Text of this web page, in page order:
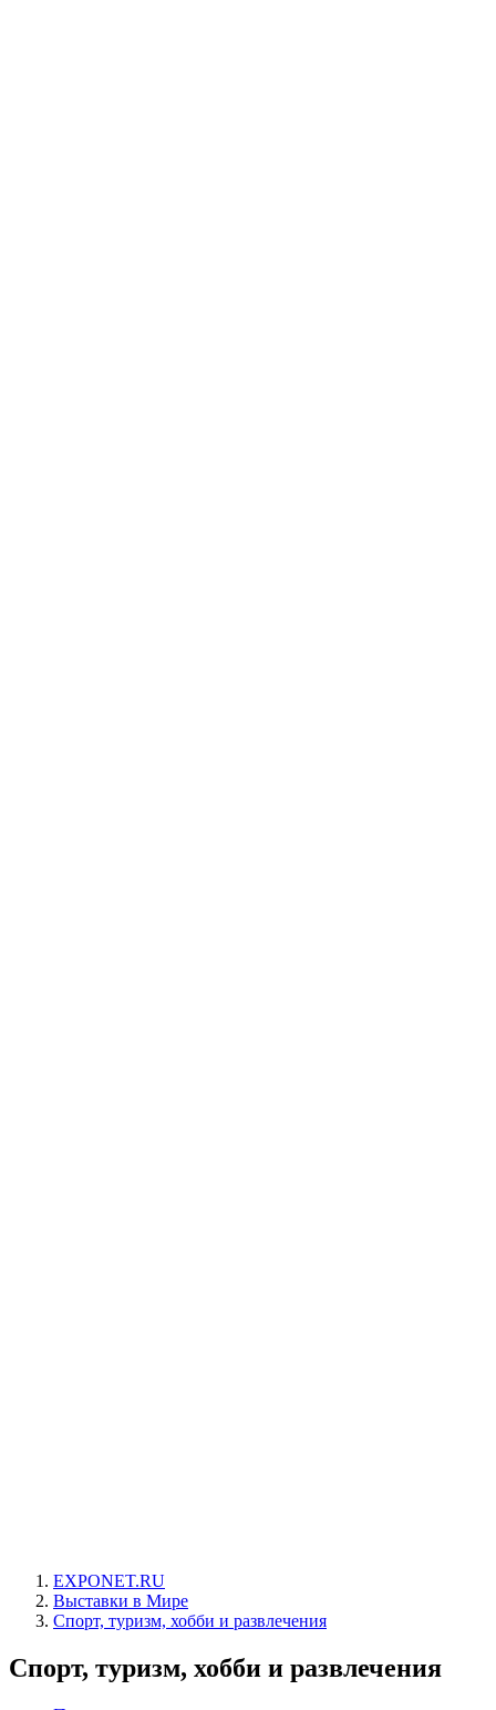
EXPONET.RU
Выставки в Мире
Спорт, туризм, хобби и развлечения
Спорт, туризм, хобби и развлечения